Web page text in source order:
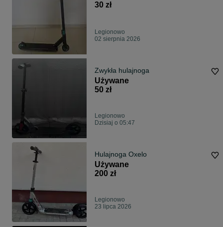
30 zł
Legionowo
02 sierpnia 2026
Zwykła hulajnoga
Używane
50 zł
Legionowo
Dzisiaj o 05:47
Hulajnoga Oxelo
Używane
200 zł
Legionowo
23 lipca 2026